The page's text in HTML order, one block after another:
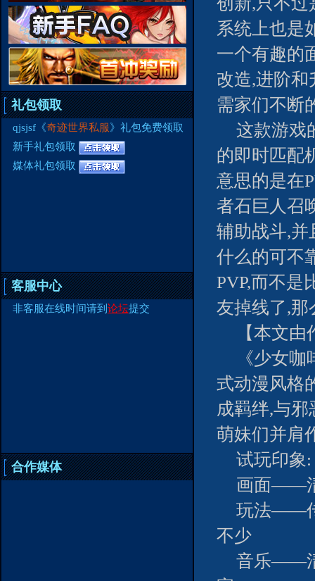
礼包领取
qjsjsf《奇迹世界私服》礼包免费领取
新手礼包领取
媒体礼包领取
客服中心
非客服在线时间请到 论坛提交
合作媒体
系统上也是
一个有趣的
改造,进阶
需家们不断
这款游戏
的即时匹配
意思的是在
者石巨人召
辅助战斗,并
什么的可不
PVP,而不是
友掉线了,那
【本文
《少女
式动漫风格
成羁绊,与
萌妹们并肩
试玩印象:
画面——
玩法——
不少
音乐——